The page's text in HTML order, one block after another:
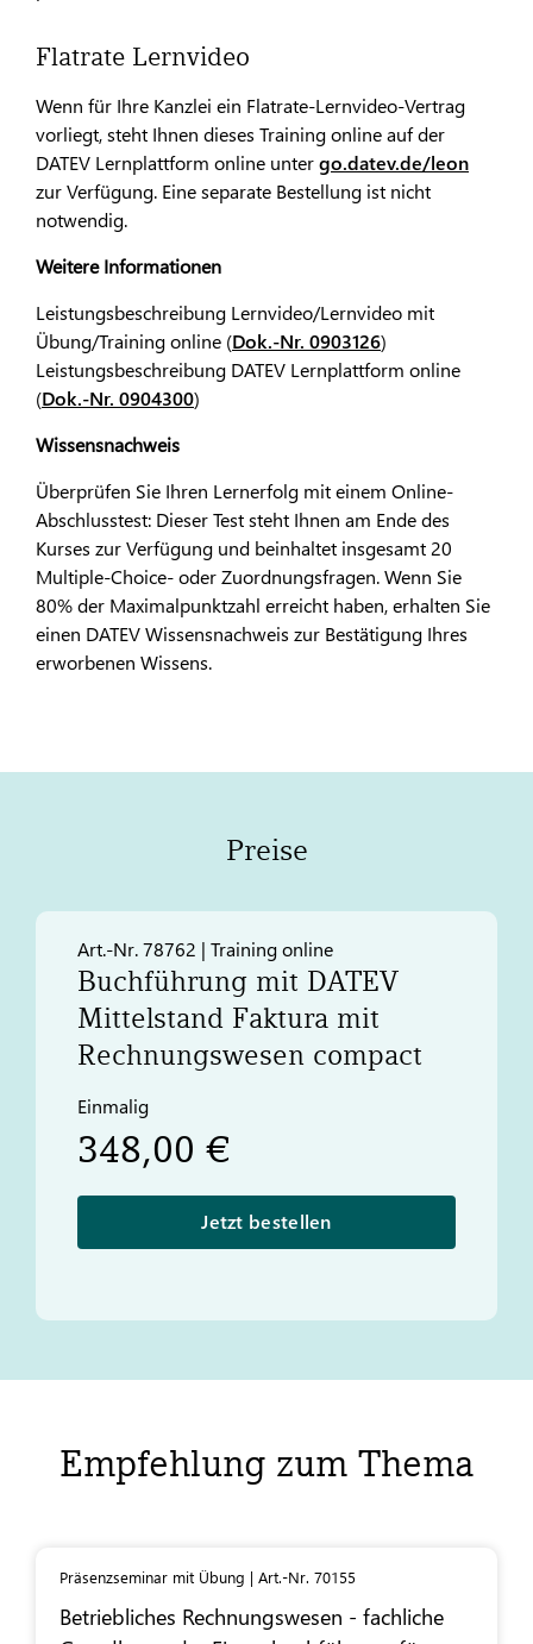
Flatrate Lernvideo
Wenn für Ihre Kanzlei ein Flatrate-Lernvideo-Vertrag
vorliegt, steht Ihnen dieses Training online auf der
DATEV Lernplattform online untergo.datev.de/leon
zur Verfügung. Eine separate Bestellung ist nicht
notwendig.
Weitere Informationen
Leistungsbeschreibung Lernvideo/Lernvideo mit
Übung/Training online (Dok.-Nr. 0903126)
Leistungsbeschreibung DATEV Lernplattform online
(Dok.-Nr. 0904300)
Wissensnachweis
Überprüfen Sie Ihren Lernerfolg mit einem Online-
Abschlusstest: Dieser Test steht Ihnen am Ende des
Kurses zur Verfügung und beinhaltet insgesamt 20
Multiple-Choice- oder Zuordnungsfragen. Wenn Sie
80% der Maximalpunktzahl erreicht haben, erhalten Sie
einen DATEV Wissensnachweis zur Bestätigung Ihres
erworbenen Wissens.
Preise
Art.-Nr. 78762 | Training online
Buchführung mit DATEV
Mittelstand Faktura mit
Rechnungswesen compact
Einmalig
348,00 €
Jetzt bestellen
Empfehlung zum Thema
Präsenzseminar mit Übung | Art.-Nr. 70155
Betriebliches Rechnungswesen - fachliche